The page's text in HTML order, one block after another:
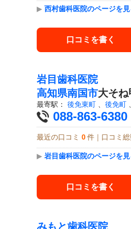
▶ 西村歯科医院のページを見
口コミを書く
岩目歯科医院
高知県南国市大そ
最寄駅： 後免東町 後免町
088-863-6380
最近の口コミ 0 件｜口コミ総
▶ 岩目歯科医院のページを見
口コミを書く
みもと歯科医院